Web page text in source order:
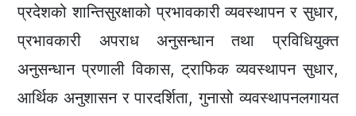
प्रदेशको शान्तिसुरक्षाको प्रभावकारी व्यवस्थापन र सुधार,
प्रभावकारी अपराध अनुसन्धान तथा प्रविधियुक्त
अनुसन्धान प्रणाली विकास, ट्राफिक व्यवस्थापन सुधार,
आर्थिक अनुशासन र पारदर्शिता, गुनासो व्यवस्थापनलगायत